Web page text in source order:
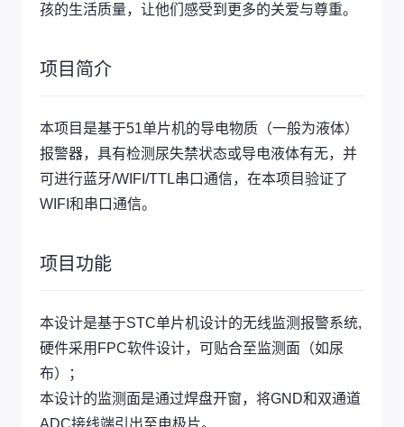
孩的生活质量，让他们感受到更多的关爱与尊重。
项目简介
本项目是基于51单片机的导电物质（一般为液体）
报警器，具有检测尿失禁状态或导电液体有无，并
可进行蓝牙/WIFI/TTL串口通信，在本项目验证了
WIFI和串口通信。
项目功能
本设计是基于STC单片机设计的无线监测报警系统,
硬件采用FPC软件设计，可贴合至监测面（如尿
布）；
本设计的监测面是通过焊盘开窗，将GND和双通道
ADC接线端引出至电极片。